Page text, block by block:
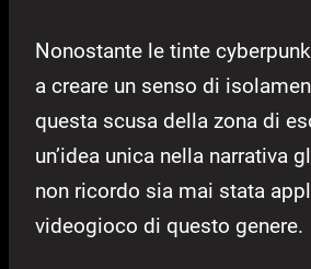
Nonostante le tinte
a creare un senso di
questa scusa della zona di
un’idea unica nella narrativa
non ricordo sia mai stata
videogioco di questo genere.